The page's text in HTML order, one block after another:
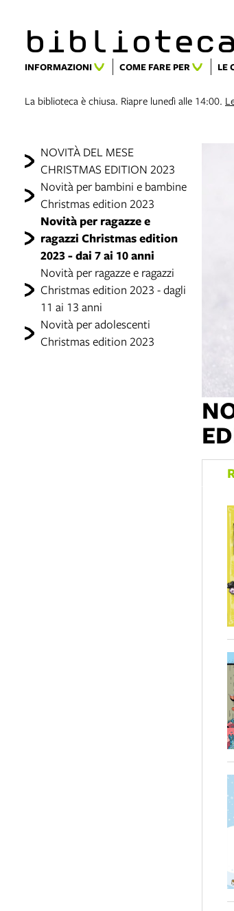
INFORMAZIONI COME FARE PER LE
La biblioteca è chiusa. Riapre lunedì alle 14:00.
NOVITÀ DEL MESE
CHRISTMAS EDITION 2023
Novità per bambini e bambine
Christmas edition 2023
Novità per ragazze e
ragazzi Christmas edition
2023 - dai 7 ai 10 anni
Novità per ragazze e ragazzi
Christmas edition 2023 - dagli
11 ai 13 anni
Novità per adolescenti
Christmas edition 2023